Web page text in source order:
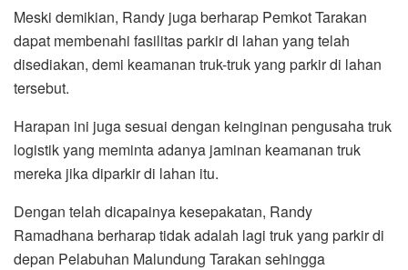
Meski demikian, Randy juga berharap Pemkot Tarakan
dapat membenahi fasilitas parkir di lahan yang telah
disediakan, demi keamanan truk-truk yang parkir di lahan
tersebut.
Harapan ini juga sesuai dengan keinginan pengusaha truk
logistik yang meminta adanya jaminan keamanan truk
mereka jika diparkir di lahan itu.
Dengan telah dicapainya kesepakatan, Randy
Ramadhana berharap tidak adalah lagi truk yang parkir di
depan Pelabuhan Malundung Tarakan sehingga